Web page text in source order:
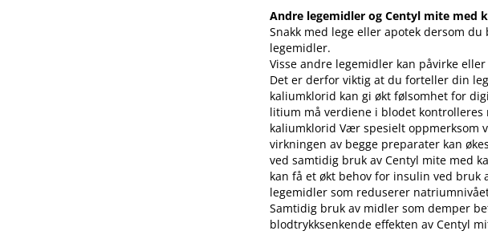
Andre legemidler og Centyl mite med
Snakk med lege eller apotek dersom
legemidler.
Visse andre legemidler kan påvirke
Det er derfor viktig at du forteller din
kaliumklorid kan gi økt følsomhet for
litium må verdiene i blodet kontrolleres
kaliumklorid Vær spesielt oppmerksom
virkningen av begge preparater kan
ved samtidig bruk av Centyl mite med
kan få et økt behov for insulin ved bruk
legemidler som reduserer
Samtidig bruk av midler som demper
blodtrykksenkende effekten av Centyl